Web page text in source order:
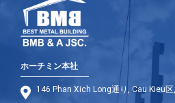
ホーチミン本社
146 Phan Xich Long通り, Cau Kieu